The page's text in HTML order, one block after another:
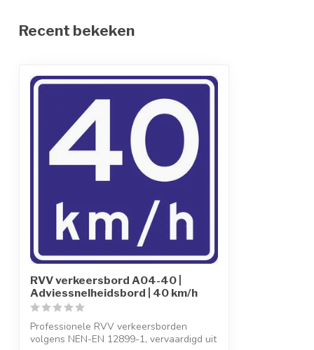
Recent bekeken
RVV verkeersbord A04-40 |
Adviessnelheidsbord | 40 km/h
Professionele RVV verkeersborden
volgens NEN-EN 12899-1, vervaardigd uit